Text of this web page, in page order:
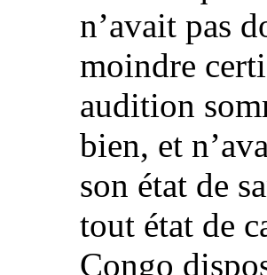
n’avait pas
moindre
audition
bien, et
son état de
tout état de
Congo